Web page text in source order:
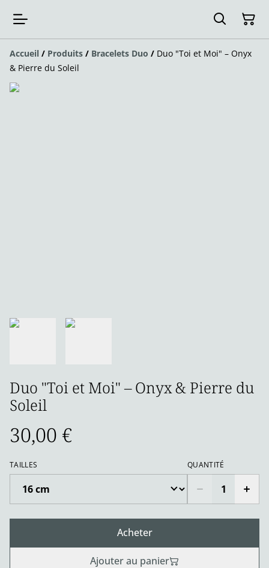
Accueil / Produits / Bracelets Duo / Duo "Toi et Moi" – Onyx
& Pierre du Soleil
Duo "Toi et Moi" – Onyx & Pierre du
Soleil
30,00 €
TAILLES QUANTITÉ
Acheter
Ajouter au panier